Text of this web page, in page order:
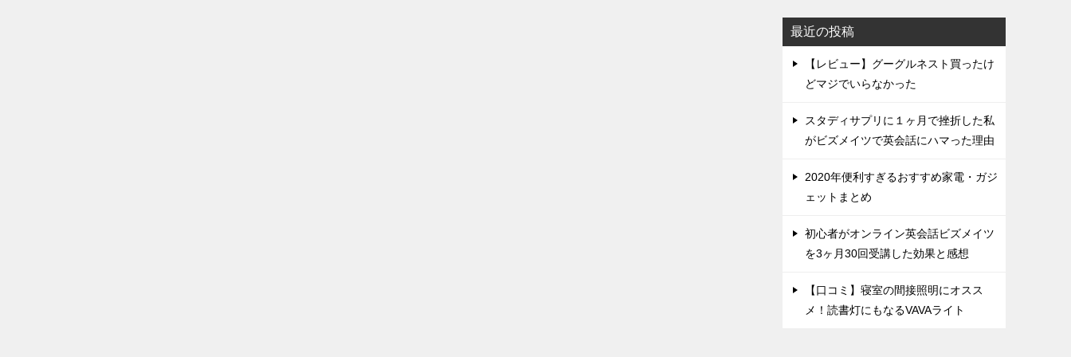
最近の投稿
【レビュー】グーグルネスト買ったけ
どマジでいらなかった
スタディサプリに１ヶ月で挫折した私
がビズメイツで英会話にハマった理由
2020年便利すぎるおすすめ家電・ガジ
ェットまとめ
初心者がオンライン英会話ビズメイツ
を3ヶ月30回受講した効果と感想
【口コミ】寝室の間接照明にオスス
メ！読書灯にもなるVAVAライト